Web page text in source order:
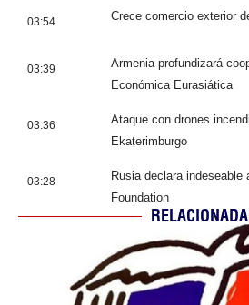
03:54 Crece comercio exterior
03:39
Armenia profundizará
Económica Eurasiática
03:36
Ataque con drones
Ekaterimburgo
03:28
Rusia declara indeseable
Foundation